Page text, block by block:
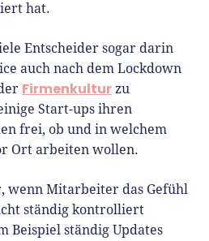
hat.
Entscheider sogar darin
auch nach dem Lockdown
Firmenkultur zu
Start-ups ihren
frei, ob und in welchem
Ort arbeiten wollen.
wenn Mitarbeiter das Gefühl
ständig kontrolliert
Beispiel ständig Updates